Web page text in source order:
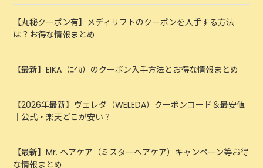
【丸秘クーポン有】メディリフトのクーポンを入手する方法
は？お得な情報まとめ
【最新】EIKA（ｴｲｶ）のクーポン入手方法とお得な情報まとめ
【2026年最新】ヴェレダ（WELEDA）クーポンコード＆最安値
｜公式・楽天どこが安い？
【最新】Mr. ヘアケア（ミスターヘアケア）キャンペーン等お得
な情報まとめ